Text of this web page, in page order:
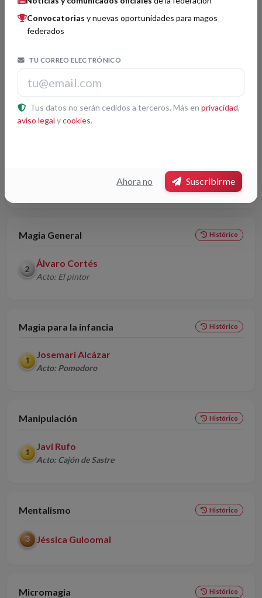
3
Joan Cassanyes
Magia General Histórico
2
Álvaro Cortés
Acto: El pintor
Magia para la infancia Histórico
1
Josemari Alcázar
Acto: Pomodoro
Manipulación Histórico
1
Javi Rufo
Acto: Cajón de Sastre
Mentalismo Histórico
3 Jéssica Guloomal
Micromagia Histórico
Convocatorias y nuevas oportunidades para magos
federados
TU CORREO ELECTRÓNICO
Tus datos no serán cedidos a terceros. Más en privacidad,
aviso legal ycookies.
Ahora no Suscribirme